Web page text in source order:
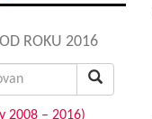
ROKU 2016
2008 – 2016)